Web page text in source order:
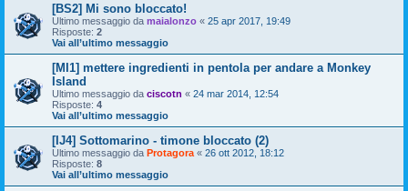
[BS2] Mi sono bloccato!
Ultimo messaggio da maialonzo « 25 apr 2017, 19:49
Risposte: 2
Vai all’ultimo messaggio
[MI1] mettere ingredienti in pentola per andare a Monkey
Island
Ultimo messaggio da ciscotn « 24 mar 2014, 12:54
Risposte: 4
Vai all’ultimo messaggio
[IJ4] Sottomarino - timone bloccato (2)
Ultimo messaggio da Protagora « 26 ott 2012, 18:12
Risposte: 8
Vai all’ultimo messaggio